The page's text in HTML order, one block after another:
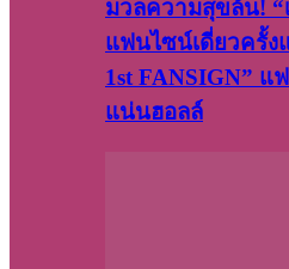
มวลความสุขล้น!
แฟนไซน์เดี่ยวครั้ง
1st FANSIGN” แ
แน่นฮอลล์